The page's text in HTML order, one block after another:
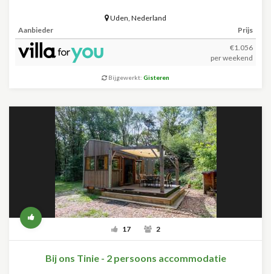
Uden, Nederland
Aanbieder
Prijs
€1.056
per weekend
Bijgewerkt: Gisteren
17 2
Bij ons Tinie - 2 persoons accommodatie